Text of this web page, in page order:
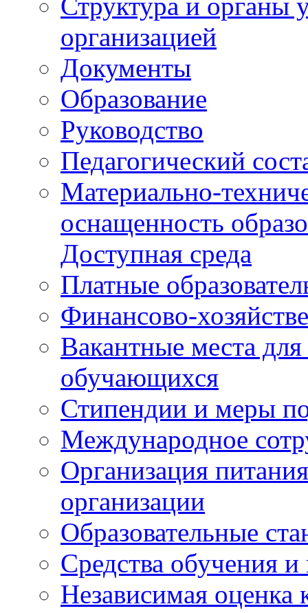
организацией
Документы
Образование
Руководство
Педагогический
Материально-
оснащенность
Доступная среда
Платные
Финансово-
Вакантные места
обучающихся
Стипендии и меры
Международное
Организация
организации
Образовательные
Средства обучения и
Независимая оценка